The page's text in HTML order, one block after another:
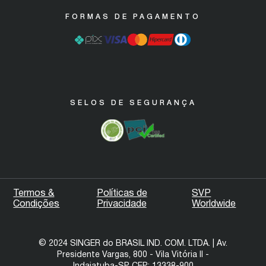
Garantia Máquinas Industriais
FORMAS DE PAGAMENTO
SELOS DE SEGURANÇA
Termos &
Condições
Políticas de
Privacidade
SVP
Worldwide
© 2024 SINGER do BRASIL IND. COM. LTDA. | Av.
Presidente Vargas, 800 - Vila Vitória II -